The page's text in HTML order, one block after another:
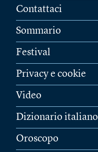
Contattaci
Sommario
Festival
Privacy e cookie
Video
Dizionario italiano
Oroscopo